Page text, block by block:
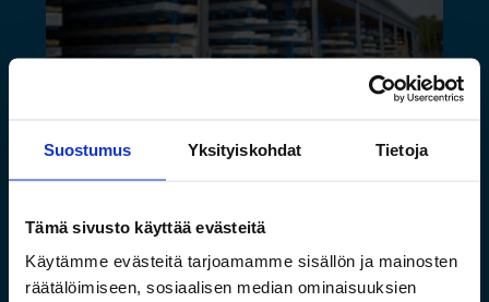
Suostumus Yksityiskohdat Tietoja
Tämä sivusto käyttää evästeitä
Käytämme evästeitä tarjoamamme sisällön ja mainosten
räätälöimiseen, sosiaalisen median ominaisuuksien
Toimivat säilytysratkaisut
pitkälle tavaralle Hartman
Raudan toiminnan
laajentuessa